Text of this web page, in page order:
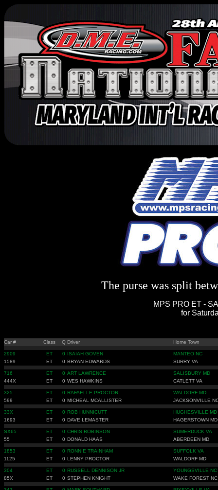
The purse was split
MPS PRO ET -
for
Car # Class Q Driver Home Town
2909 ET 0 ISAIAH GOVEN
MANTEO NC
1589
ET 0 BRYAN EDWARDS SURRY VA
716 ET 0 ART LAWRENCE
SALISBURY MD
444X
ET 0 WES HAWKINS CATLETT VA
325 ET 0 RAFAELLE PROCTOR
WALDORF MD
599
ET 0 MICHEAL MCALLISTER JACKSONVILLE
33X ET 0 ROB HUNNICUTT
HUGHESVILLE MD
1693
ET 0 DAVE LEMASTER HAGERSTOWN MD
SX65 ET 0 CHRIS ROBINSON
SUMERDUCK VA
55
ET 0 DONALD HAAS ABERDEEN MD
1853 ET 0 RONNIE TRAINHAM
SUFFOLK VA
1125
ET 0 LENNY PROCTOR WALDORF MD
304 ET 0 RUSSELL DENNISON JR
YOUNGSVILLE NC
85X
ET 0 STEPHEN KNIGHT WAKE FOREST NC